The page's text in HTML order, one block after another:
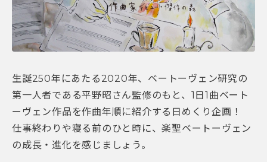
生誕250年にあたる2020年、ベートーヴェン研究の
第一人者である平野昭さん監修のもと、1日1曲ベート
ーヴェン作品を作曲年順に紹介する日めくり企画！
仕事終わりや寝る前のひと時に、楽聖ベートーヴェン
の成長・進化を感じましょう。